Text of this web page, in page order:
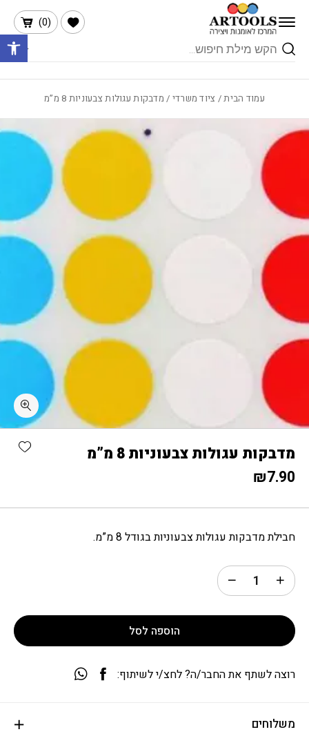
Skip to Content
Products
search
(
0
)
הרשימה שלי
עמוד הבית/ ציוד משרדי / מדבקות עגולות צבעוניות 8 מ”מ
מדבקות עגולות צבעוניות 8 מ”מ
₪7.90
חבילת מדבקות עגולות צבעוניות בגודל 8 מ”מ.
הוספה לסל
משלוחים
רוצה לשתף את החבר/ה? לחצ/י לשיתוף:
בחזרה למעלה